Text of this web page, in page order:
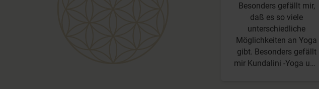
Besonders gefällt mir,
daß es so viele
unterschiedliche
Möglichkeiten an Yoga
gibt. Besonders gefällt
mir Kundalini -Yoga und